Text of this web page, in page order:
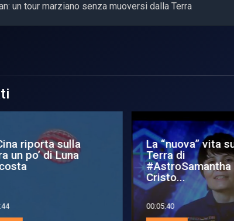
un tour marziano senza muoversi dalla Terra
riporta sulla
un po’ di Luna
La “nuova” vita
Terra di
#AstroSamantha
Cristo...
00:05:40